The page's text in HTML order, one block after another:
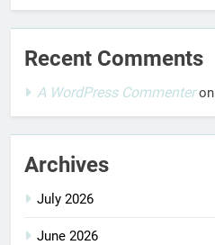
Recent Comments
A WordPress Commenteron
Archives
July 2026
June 2026